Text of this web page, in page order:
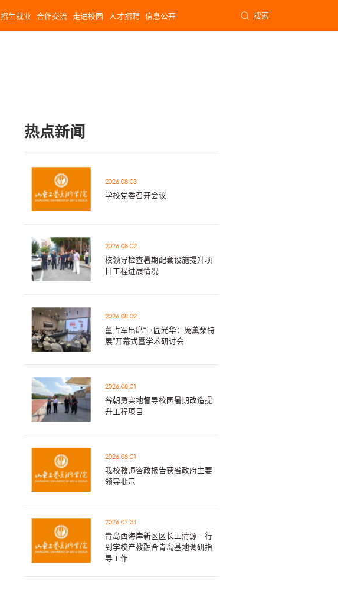
招生就业 合作交流 走进校园 人才招聘 信息公开 搜索
热点新闻
2026.08.03
学校党委召开会议
2026.08.02
校领导检查暑期配套设施提升项
目工程进展情况
2026.08.02
董占军出席“巨匠光华：庞薰琹特
展”开幕式暨学术研讨会
2026.08.01
谷朝勇实地督导校园暑期改造提
升工程项目
2026.08.01
我校教师咨政报告获省政府主要
领导批示
2026.07.31
青岛西海岸新区区长王清源一行
到学校产教融合青岛基地调研指
导工作